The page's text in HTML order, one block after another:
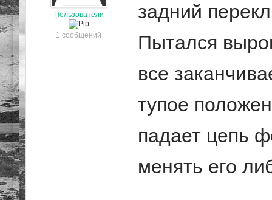
Пользователи
1 сообщений
задний
Пытался
все
тупое
падает цепь
менять его